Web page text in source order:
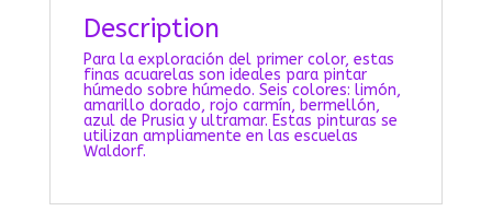
Description
Para la exploración del primer color, estas
finas acuarelas son ideales para pintar
húmedo sobre húmedo. Seis colores: limón,
amarillo dorado, rojo carmín, bermellón,
azul de Prusia y ultramar. Estas pinturas se
utilizan ampliamente en las escuelas
Waldorf.